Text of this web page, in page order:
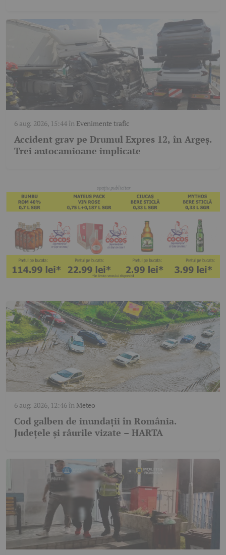
6 aug. 2026, 15:44în Evenimente trafic
Accident grav pe Drumul Expres 12, în Argeș.
Trei autocamioane implicate
6 aug. 2026, 12:46în Meteo
Cod galben de inundații în România.
Județele și râurile vizate – HARTA